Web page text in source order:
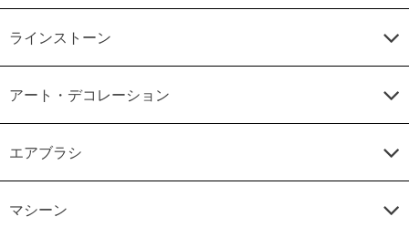
ラインストーン
アート・デコレーション
エアブラシ
マシーン